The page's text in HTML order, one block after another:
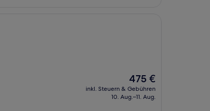
Der
Preis
beträgt
475 €
inkl. Steuern & Gebühren
10. Aug.–11. Aug.